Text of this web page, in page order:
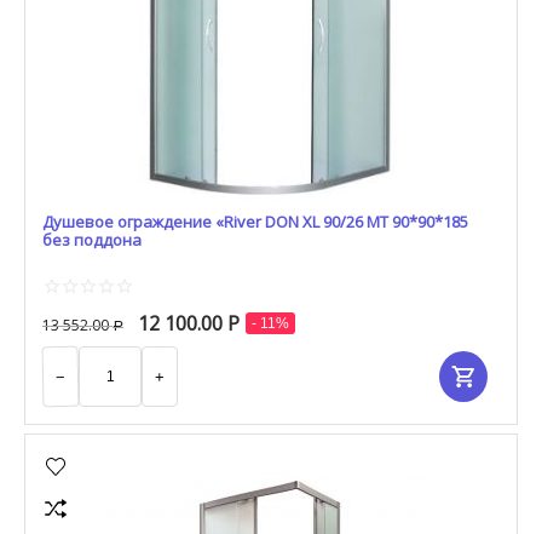
Душевое ограждение «River DON XL 90/26 МТ 90*90*185
без поддона
13 552.00 Р 12 100.00 Р - 11%
+
−